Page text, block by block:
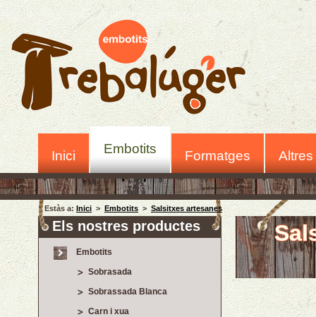
Inici Embotits Formatges
Estàs a: Inici > Embotits > Salsitxes artesanes
Els nostres productes
Embotits
Sobrasada
Sobrassada Blanca
Carn i xua